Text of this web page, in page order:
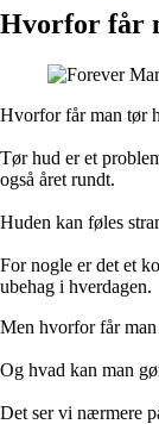
Hvorfor får
Hvorfor får man tør
Tør hud er et
også året rundt.
Huden kan føles
For nogle er det et
ubehag i hverdagen.
Men hvorfor får
Og hvad kan man
Det ser vi nærmere